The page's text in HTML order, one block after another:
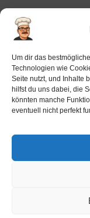
Um dir das
Technologien wie
Seite nutzt, und Inhalte
hilfst du uns dabei, die
könnten manche
eventuell nicht perfekt